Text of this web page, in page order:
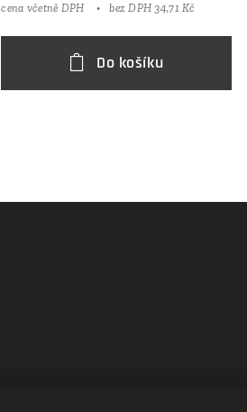
cena včetně DPH bez DPH 34,71 Kč
Do košíku